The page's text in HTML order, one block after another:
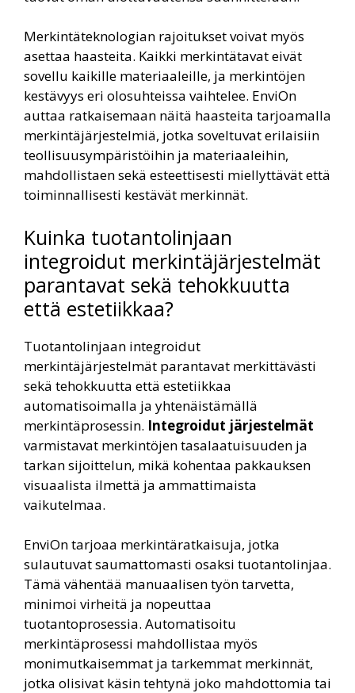
Merkintäteknologian rajoitukset voivat myös
asettaa haasteita. Kaikki merkintätavat eivät
sovellu kaikille materiaaleille, ja merkintöjen
kestävyys eri olosuhteissa vaihtelee. EnviOn
auttaa ratkaisemaan näitä haasteita tarjoamalla
merkintäjärjestelmiä, jotka soveltuvat erilaisiin
teollisuusympäristöihin ja materiaaleihin,
mahdollistaen sekä esteettisesti miellyttävät että
toiminnallisesti kestävät merkinnät.
Kuinka tuotantolinjaan
integroidut merkintäjärjestelmät
parantavat sekä tehokkuutta
että estetiikkaa?
Tuotantolinjaan integroidut
merkintäjärjestelmät parantavat merkittävästi
sekä tehokkuutta että estetiikkaa
automatisoimalla ja yhtenäistämällä
merkintäprosessin. Integroidut järjestelmät
varmistavat merkintöjen tasalaatuisuuden ja
tarkan sijoittelun, mikä kohentaa pakkauksen
visuaalista ilmettä ja ammattimaista
vaikutelmaa.
EnviOn tarjoaa merkintäratkaisuja, jotka
sulautuvat saumattomasti osaksi tuotantolinjaa.
Tämä vähentää manuaalisen työn tarvetta,
minimoi virheitä ja nopeuttaa
tuotantoprosessia. Automatisoitu
merkintäprosessi mahdollistaa myös
monimutkaisemmat ja tarkemmat merkinnät,
jotka olisivat käsin tehtynä joko mahdottomia tai